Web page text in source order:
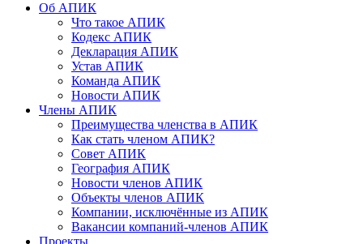
Об АПИК
Что такое АПИК
Кодекс АПИК
Декларация АПИК
Устав АПИК
Команда АПИК
Новости АПИК
Члены АПИК
Преимущества членства в АПИК
Как стать членом АПИК?
Совет АПИК
География АПИК
Новости членов АПИК
Объекты членов АПИК
Компании, исключённые из АПИК
Вакансии компаний-членов АПИК
Проекты